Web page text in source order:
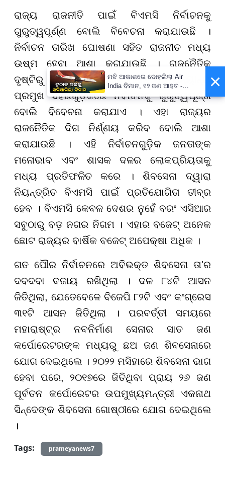
ରାଜ୍ୟ ରାଜନୀତି ପାଇଁ ବିଏମସି ନିର୍ବାଚନକୁ
ଗୁରୁତ୍ୱପୂର୍ଣ୍ଣ ବୋଲି ବିବେଚନା କରାଯାଉଛି ।
ନିର୍ବାଚନ ତାରିଖ ଘୋଷଣା ସହିତ ରାଜନୀତ ମଧ୍ୟ
ଉଷ୍ମ ହେବା ଆଶା କରାଯାଉଛି । ରାଜନୈତିକ
ଦୃଷ୍ଟିରୁ ବିଏମସି, ପୁଣେ ଏବଂ ଥାନେ ଭଳି ଅନ୍ୟାନ୍ୟ
ପ୍ରମୁଖ ସହରଗୁଡ଼ିକରେ ନିର୍ବାଚନକୁ ଗୁରୁତ୍ୱପୂର୍ଣ୍ଣ
ବୋଲି ବିବେଚନା କରାଯାଏ । ଏହା ରାଜ୍ୟର
ରାଜନୈତିକ ଦିଗ ନିର୍ଣ୍ଣୟ କରିବ ବୋଲି ଆଶା
କରାଯାଉଛି । ଏହି ନିର୍ବାଚନଗୁଡ଼ିକ ଜନତାଙ୍କ
ମନୋଭାବ ଏବଂ ଶାସକ ଦଳର ଲୋକପ୍ରିୟତାକୁ
ମଧ୍ୟ ପ୍ରତିଫଳିତ କରେ । ଶିବସେନା ଦ୍ୱାରା
ନିୟନ୍ତ୍ରିତ ବିଏମସି ପାଇଁ ପ୍ରତିଯୋଗିତା ତୀବ୍ର
ହେବ । ବିଏମସି କେବଳ ଦେଶର ନୁହେଁ ବରଂ ଏସିଆର
ସବୁଠାରୁ ବଡ଼ ନଗର ନିଗମ । ଏହାର ବଜେଟ୍ ଅନେକ
ଛୋଟ ରାଜ୍ୟର ବାର୍ଷିକ ବଜେଟ୍ ଅପେକ୍ଷା ଅଧିକ ।
ଗତ ପୌର ନିର୍ବାଚନରେ ଅବିଭକ୍ତ ଶିବସେନା ତା'ର
ଦବଦବା ବଜାୟ ରଖିଥିଲା । ଦଳ ୮୪ଟି ଆସନ
ଜିତିଥିଲା, ଯେତେବେଳେ ବିଜେପି ୮୨ଟି ଏବଂ କଂଗ୍ରେସ
୩୧ଟି ଆସନ ଜିତିଥିଲା । ପରବର୍ତ୍ତୀ ସମୟରେ
ମହାରାଷ୍ଟ୍ର ନବନିର୍ମାଣ ସେନାର ସାତ ଜଣ
କର୍ପୋରେଟରଙ୍କ ମଧ୍ୟରୁ ଛଅ ଜଣ ଶିବସେନାରେ
ଯୋଗ ଦେଇଥିଲେ । ୨୦୨୨ ମସିହାରେ ଶିବସେନା ଭାଗ
ହେବା ପରେ, ୨୦୧୭ରେ ଜିତିଥିବା ପ୍ରାୟ ୨୬ ଜଣ
ପୂର୍ବତନ କର୍ପୋରେଟର ଉପମୁଖ୍ୟମନ୍ତ୍ରୀ ଏକନାଥ
ସିନ୍ଦେଙ୍କ ଶିବସେନା ଗୋଷ୍ଠୀରେ ଯୋଗ ଦେଇଥିଲେ
।
Tags:
prameyanews7
×
ମଝି ଆକାଶରେ ଦୋହଲିଲା Air
India ବିମାନ, ୧୨ ଜଣ ଆହତ -
PrameyaNews7